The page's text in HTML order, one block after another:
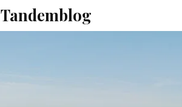
Tandemblog